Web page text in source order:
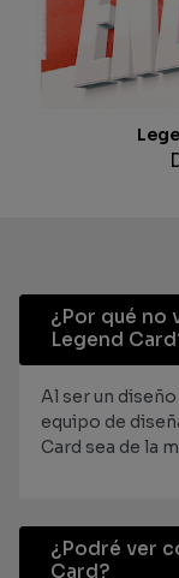
¿Por qué no
Legend
Al ser un
equipo de
Card sea de la
¿Podré ver
Card?